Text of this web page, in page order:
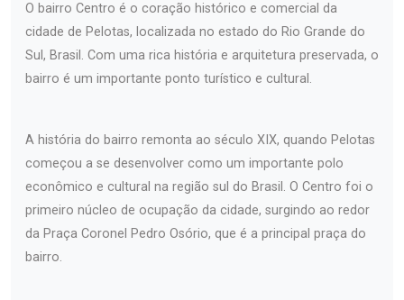
O bairro Centro é o coração histórico e comercial da
cidade de Pelotas, localizada no estado do Rio Grande do
Sul, Brasil. Com uma rica história e arquitetura preservada, o
bairro é um importante ponto turístico e cultural.
A história do bairro remonta ao século XIX, quando Pelotas
começou a se desenvolver como um importante polo
econômico e cultural na região sul do Brasil. O Centro foi o
primeiro núcleo de ocupação da cidade, surgindo ao redor
da Praça Coronel Pedro Osório, que é a principal praça do
bairro.